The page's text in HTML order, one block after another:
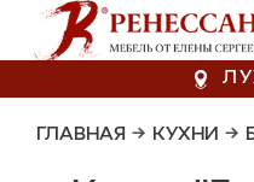
ГЛАВНАЯ → КУХНИ →